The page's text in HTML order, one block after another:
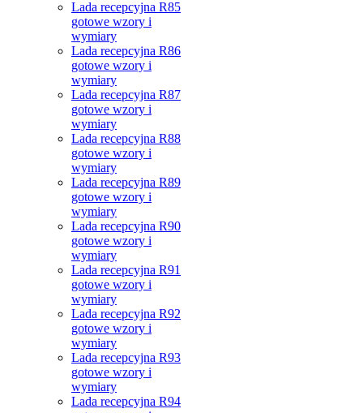
Lada recepcyjna R85
gotowe wzory i
wymiary
Lada recepcyjna R86
gotowe wzory i
wymiary
Lada recepcyjna R87
gotowe wzory i
wymiary
Lada recepcyjna R88
gotowe wzory i
wymiary
Lada recepcyjna R89
gotowe wzory i
wymiary
Lada recepcyjna R90
gotowe wzory i
wymiary
Lada recepcyjna R91
gotowe wzory i
wymiary
Lada recepcyjna R92
gotowe wzory i
wymiary
Lada recepcyjna R93
gotowe wzory i
wymiary
Lada recepcyjna R94